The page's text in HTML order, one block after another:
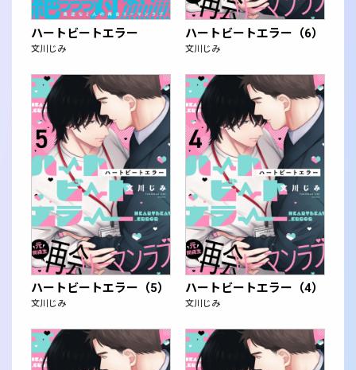
ハートビートエラー
文川じみ
ハートビートエラー（6）
文川じみ
ハートビートエラー（5）
文川じみ
ハートビートエラー（4）
文川じみ